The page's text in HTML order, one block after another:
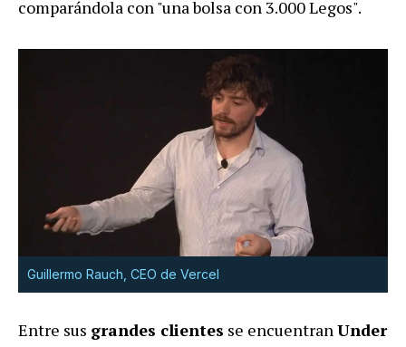
comparándola con "una bolsa con 3.000 Legos".
Guillermo Rauch, CEO de Vercel
Entre sus grandes clientes se encuentranUnder